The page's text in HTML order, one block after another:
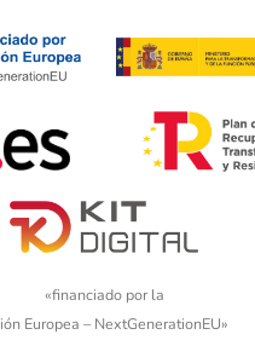
«financiado por la
Europea – NextGenerationEU»